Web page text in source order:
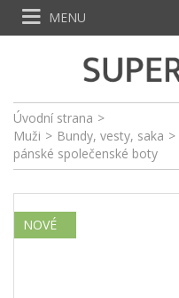
Úvodní strana >
Muži > Bundy, vesty, saka >
pánské společenské boty
NOVÉ
MENU